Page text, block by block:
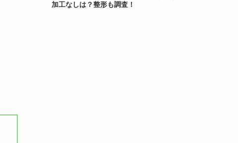
加工なしは？整形も調査！